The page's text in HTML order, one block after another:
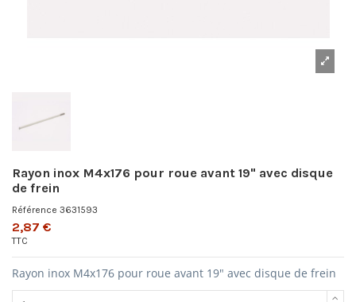
Rayon inox M4x176 pour roue avant 19" avec disque
de frein
Référence 3631593
2,87 €
TTC
Rayon inox M4x176 pour roue avant 19" avec disque de frein